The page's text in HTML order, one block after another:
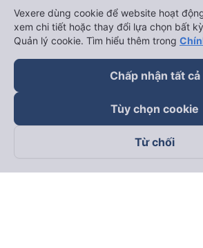
Vexere dùng cookie để website hoạt
xem chi tiết hoặc thay đổi lựa chọn bất
Quản lý cookie. Tìm hiểu thêm trong
Chấp nhận tất cả
Tùy chọn cookie
Từ chối